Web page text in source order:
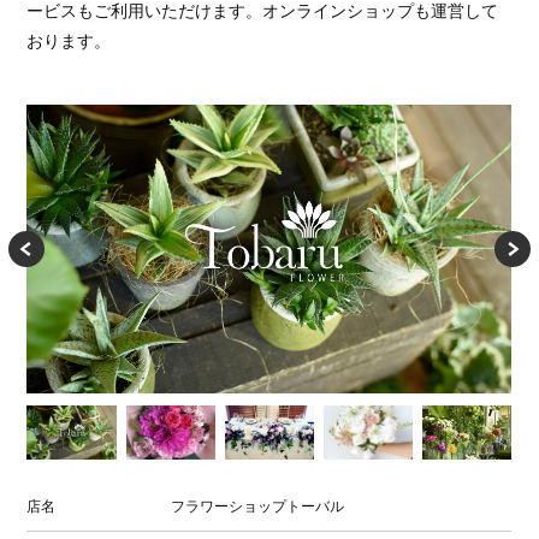
ービスもご利用いただけます。オンラインショップも運営して
おります。
店名 フラワーショップトーバル